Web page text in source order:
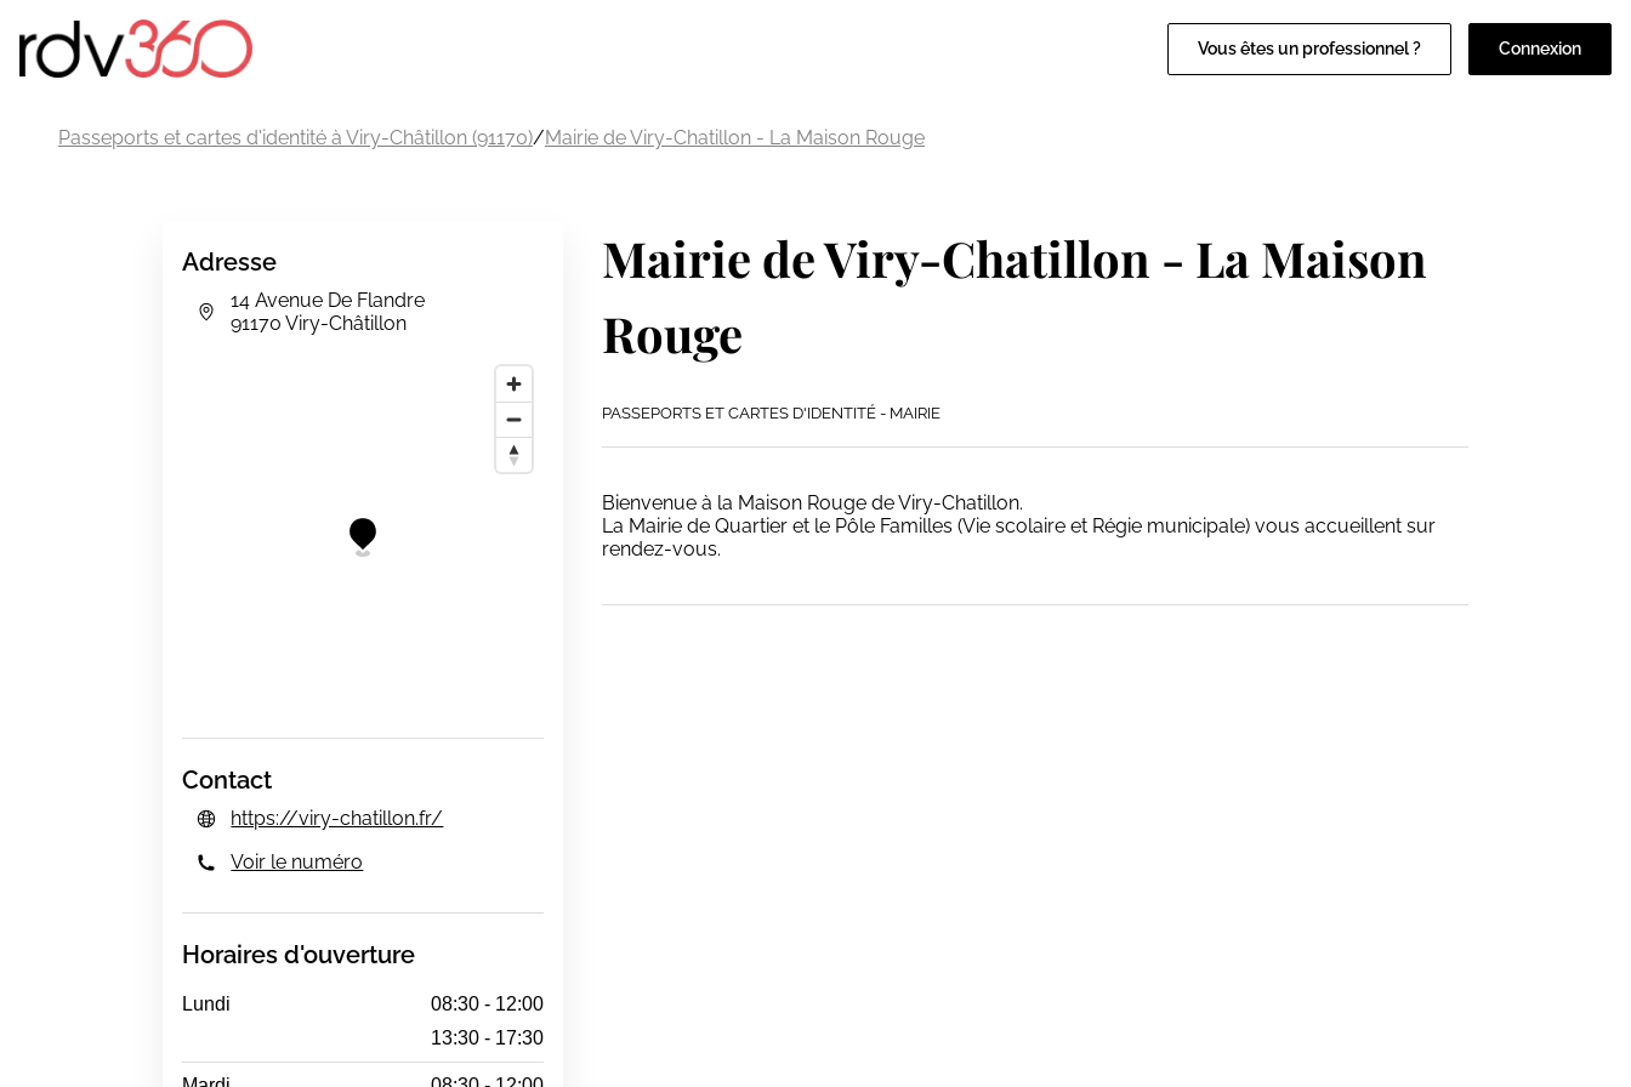
Vous êtes un professionnel ? Connexion
Passeports et cartes d'identité à Viry-Châtillon (91170)/Mairie de Viry-Chatillon - La Maison Rouge
Adresse
14 Avenue De Flandre
91170 Viry-Châtillon
Contact
https://viry-chatillon.fr/
Voir le numéro
Horaires d'ouverture
Lundi
08:30 - 12:00
13:30 - 17:30
Mairie de Viry-Chatillon - La Maison
Rouge
PASSEPORTS ET CARTES D'IDENTITÉ - MAIRIE
Bienvenue à la Maison Rouge de Viry-Chatillon.
La Mairie de Quartier et le Pôle Familles (Vie scolaire et Régie municipale) vous accueillent sur
rendez-vous.